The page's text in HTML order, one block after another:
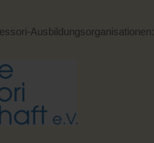
Ausbildungsorganisationen: